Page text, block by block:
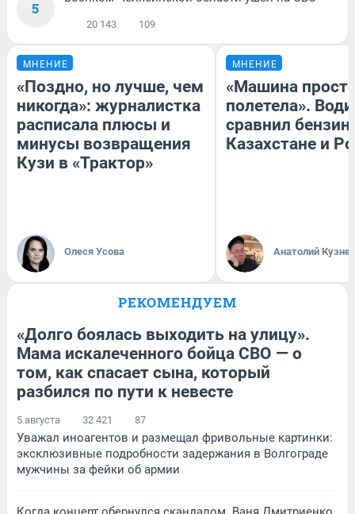
5
20 143 109
МНЕНИЕ
«Поздно, но лучше, чем
никогда»: журналистка
расписала плюсы и
минусы возвращения
Кузи в «Трактор»
Олеся Усова
МНЕНИЕ
«Машина
полетела».
сравнил бензин
Казахстане и
Анатолий
РЕКОМЕНДУЕМ
«Долго боялась выходить на улицу».
Мама искалеченного бойца СВО — о
том, как спасает сына, который
разбился по пути к невесте
5 августа 32 421 87
Уважал иноагентов и размещал фривольные картинки:
эксклюзивные подробности задержания в Волгограде
мужчины за фейки об армии